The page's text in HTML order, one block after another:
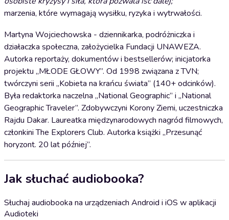
marzenia, które wymagają wysiłku, ryzyka i wytrwałości.
Martyna Wojciechowska - dziennikarka, podróżniczka i
działaczka społeczna, założycielka Fundacji UNAWEZA.
Autorka reportaży, dokumentów i bestsellerów; inicjatorka
projektu „MŁODE GŁOWY”. Od 1998 związana z TVN;
twórczyni serii „Kobieta na krańcu świata” (140+ odcinków).
Była redaktorka naczelna „National Geographic” i „National
Geographic Traveler”. Zdobywczyni Korony Ziemi, uczestniczka
Rajdu Dakar. Laureatka międzynarodowych nagród filmowych,
członkini The Explorers Club. Autorka książki „Przesunąć
horyzont. 20 lat później”.
Jak słuchać audiobooka?
Słuchaj audiobooka na urządzeniach Android i iOS w aplikacji
Audioteki